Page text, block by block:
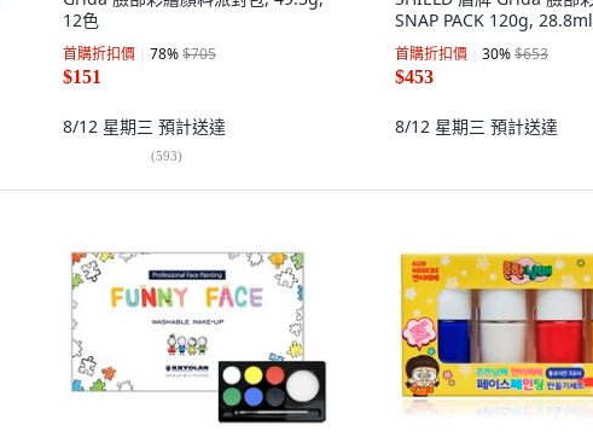
12色
首購折扣價 78%$705
$151
8/12 星期三 預計送達
(593)
SNAP PACK 120g,
首購折扣價 30%$653
$453
8/12 星期三 預計送達